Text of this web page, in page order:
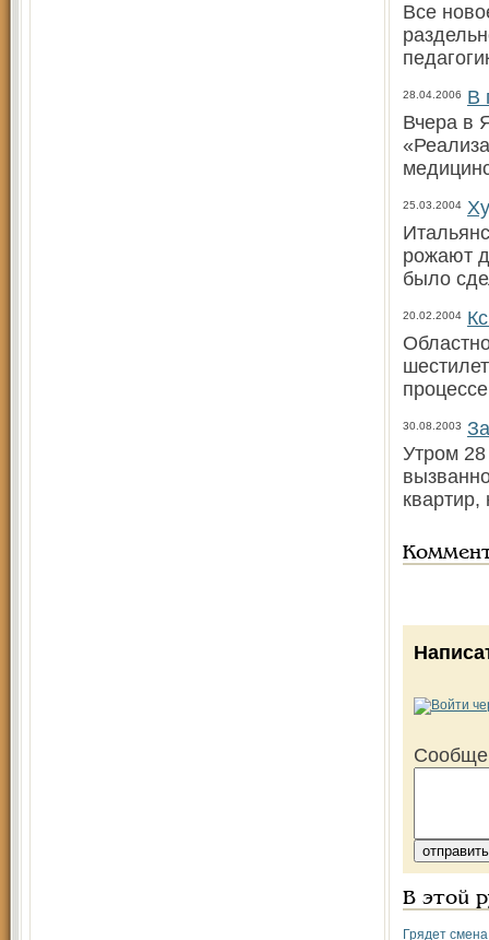
Все
28.04.2006
В
Вчера в
25.03.2004
рожают
было
20.02.2004
30.08.2003
Утром
квартир,
В этой
Грядет